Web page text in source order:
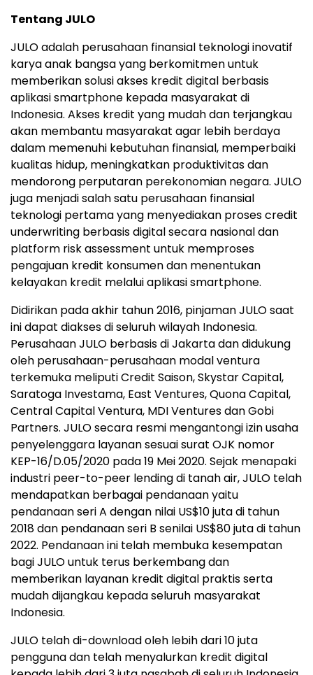
Tentang JULO
JULO adalah perusahaan finansial teknologi inovatif
karya anak bangsa yang berkomitmen untuk
memberikan solusi akses kredit digital berbasis
aplikasi smartphone kepada masyarakat di
Indonesia. Akses kredit yang mudah dan terjangkau
akan membantu masyarakat agar lebih berdaya
dalam memenuhi kebutuhan finansial, memperbaiki
kualitas hidup, meningkatkan produktivitas dan
mendorong perputaran perekonomian negara. JULO
juga menjadi salah satu perusahaan finansial
teknologi pertama yang menyediakan proses credit
underwriting berbasis digital secara nasional dan
platform risk assessment untuk memproses
pengajuan kredit konsumen dan menentukan
kelayakan kredit melalui aplikasi smartphone.
Didirikan pada akhir tahun 2016, pinjaman JULO saat
ini dapat diakses di seluruh wilayah Indonesia.
Perusahaan JULO berbasis di Jakarta dan didukung
oleh perusahaan-perusahaan modal ventura
terkemuka meliputi Credit Saison, Skystar Capital,
Saratoga Investama, East Ventures, Quona Capital,
Central Capital Ventura, MDI Ventures dan Gobi
Partners. JULO secara resmi mengantongi izin usaha
penyelenggara layanan sesuai surat OJK nomor
KEP-16/D.05/2020 pada 19 Mei 2020. Sejak menapaki
industri peer-to-peer lending di tanah air, JULO telah
mendapatkan berbagai pendanaan yaitu
pendanaan seri A dengan nilai US$10 juta di tahun
2018 dan pendanaan seri B senilai US$80 juta di tahun
2022. Pendanaan ini telah membuka kesempatan
bagi JULO untuk terus berkembang dan
memberikan layanan kredit digital praktis serta
mudah dijangkau kepada seluruh masyarakat
Indonesia.
JULO telah di-download oleh lebih dari 10 juta
pengguna dan telah menyalurkan kredit digital